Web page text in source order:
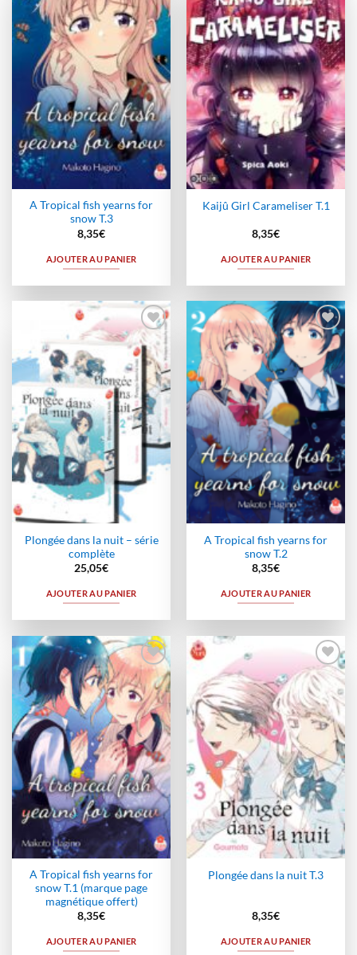
Ajouter
à la
wishlist
A Tropical fish yearns for
snow T.3
8,35€
AJOUTER AU PANIER
Ajouter
à la
wishlist
Kaijû Girl Carameliser T.1
8,35€
AJOUTER AU PANIER
Ajouter
à la
wishlist
Plongée dans la nuit – série
complète
25,05€
AJOUTER AU PANIER
Ajouter
à la
wishlist
A Tropical fish yearns for
snow T.2
8,35€
AJOUTER AU PANIER
Ajouter
à la
wishlist
A Tropical fish yearns for
snow T.1 (marque page
magnétique offert)
8,35€
AJOUTER AU PANIER
Ajouter
à la
wishlist
Plongée dans la nuit T.3
8,35€
AJOUTER AU PANIER